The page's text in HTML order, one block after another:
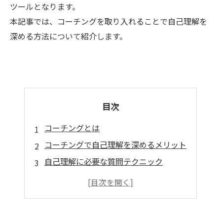
ツールとなります。
本記事では、コーチングを取り入れることで自己理解を
深める方法について紹介します。
目次
コーチングとは
コーチングで自己理解を深めるメリット
自己理解に必要な質問テクニック
コーチングセッションの進め方